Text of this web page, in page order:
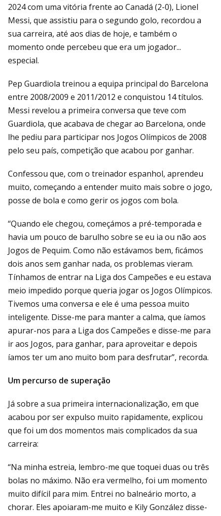
2024 com uma vitória frente ao Canadá (2-0), Lionel
Messi, que assistiu para o segundo golo, recordou a
sua carreira, até aos dias de hoje, e também o
momento onde percebeu que era um jogador...
especial.
Pep Guardiola treinou a equipa principal do Barcelona
entre 2008/2009 e 2011/2012 e conquistou 14 títulos.
Messi revelou a primeira conversa que teve com
Guardiola, que acabava de chegar ao Barcelona, onde
lhe pediu para participar nos Jogos Olímpicos de 2008
pelo seu país, competição que acabou por ganhar.
Confessou que, com o treinador espanhol, aprendeu
muito, começando a entender muito mais sobre o jogo,
posse de bola e como gerir os jogos com bola.
“Quando ele chegou, começámos a pré-temporada e
havia um pouco de barulho sobre se eu ia ou não aos
Jogos de Pequim. Como não estávamos bem, ficámos
dois anos sem ganhar nada, os problemas vieram.
Tínhamos de entrar na Liga dos Campeões e eu estava
meio impedido porque queria jogar os Jogos Olímpicos.
Tivemos uma conversa e ele é uma pessoa muito
inteligente. Disse-me para manter a calma, que íamos
apurar-nos para a Liga dos Campeões e disse-me para
ir aos Jogos, para ganhar, para aproveitar e depois
íamos ter um ano muito bom para desfrutar”, recorda.
Um percurso de superação
Já sobre a sua primeira internacionalização, em que
acabou por ser expulso muito rapidamente, explicou
que foi um dos momentos mais complicados da sua
carreira:
“Na minha estreia, lembro-me que toquei duas ou três
bolas no máximo. Não era vermelho, foi um momento
muito difícil para mim. Entrei no balneário morto, a
chorar. Eles apoiaram-me muito e Kily González disse-